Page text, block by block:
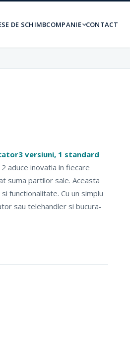
DE SCHIMBCOMPANIE CONTACT
versiuni, 1 standard
aduce inovatia in fiecare
suma partilor sale. Aceasta
functionalitate. Cu un simplu
sau telehandler si bucura-